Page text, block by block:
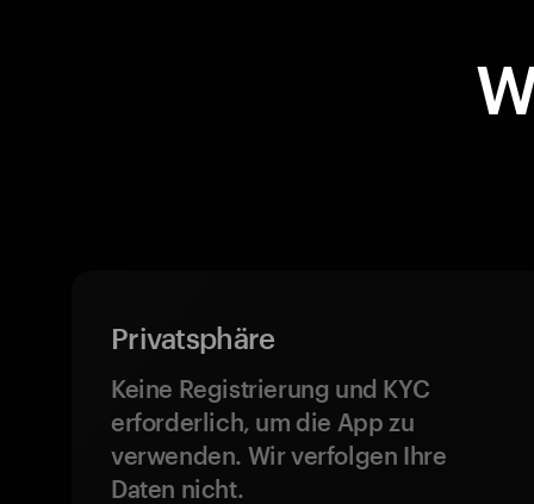
Privatsphäre
Keine Registrierung und KYC
erforderlich, um die App zu
verwenden. Wir verfolgen Ihre
Daten nicht.